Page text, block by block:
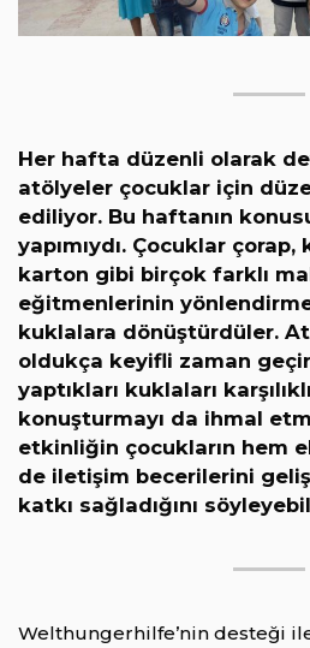
Her hafta düzenli olarak
atölyeler çocuklar için
ediliyor. Bu haftanın
yapımıydı. Çocuklar çorap,
karton gibi birçok farklı
eğitmenlerinin
kuklalara dönüştürdüler.
oldukça keyifli zaman
yaptıkları kuklaları
konuşturmayı da ihmal
etkinliğin çocukların hem
de iletişim becerilerini
katkı sağladığını
Welthungerhilfe’nin desteği